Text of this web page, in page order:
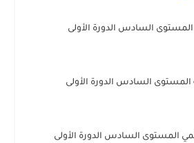
السادس الدورة الأولى
المستوى السادس الدورة الأولى
المستوى السادس الدورة الأولى